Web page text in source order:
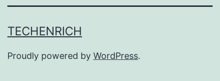
TECHENRICH
Proudly powered by WordPress.